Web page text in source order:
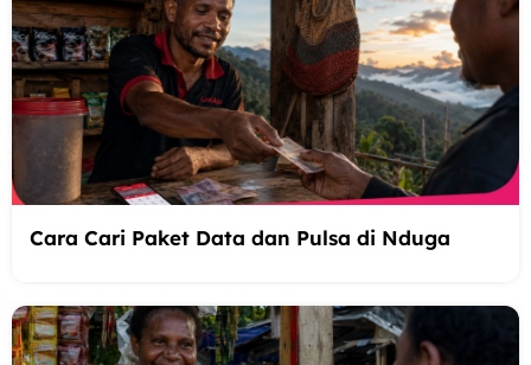
Cara Cari Paket Data dan Pulsa di Nduga